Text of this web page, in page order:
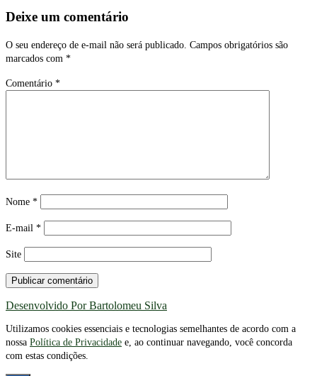
Deixe um comentário
O seu endereço de e-mail não será publicado. Campos obrigatórios são
marcados com *
Comentário *
Nome *
E-mail *
Site
Desenvolvido Por Bartolomeu Silva
Utilizamos cookies essenciais e tecnologias semelhantes de acordo com a
nossa Política de Privacidade e, ao continuar navegando, você concorda
com estas condições.